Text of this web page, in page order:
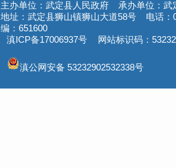
主办单位：武定县人民政府 承办单位：武
地址：武定县狮山镇狮山大道58号 电话
编：651600
滇ICP备17006937号
网站标识码：
滇公网安备 53232902532338号